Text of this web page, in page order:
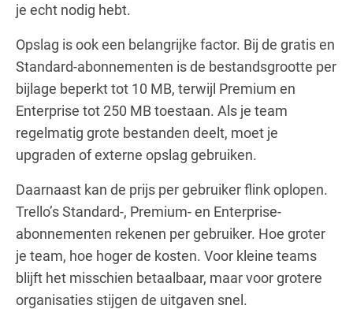
je echt nodig hebt.
Opslag is ook een belangrijke factor. Bij de gratis en
Standard-abonnementen is de bestandsgrootte per
bijlage beperkt tot 10 MB, terwijl Premium en
Enterprise tot 250 MB toestaan. Als je team
regelmatig grote bestanden deelt, moet je
upgraden of externe opslag gebruiken.
Daarnaast kan de prijs per gebruiker flink oplopen.
Trello’s Standard-, Premium- en Enterprise-
abonnementen rekenen per gebruiker. Hoe groter
je team, hoe hoger de kosten. Voor kleine teams
blijft het misschien betaalbaar, maar voor grotere
organisaties stijgen de uitgaven snel.